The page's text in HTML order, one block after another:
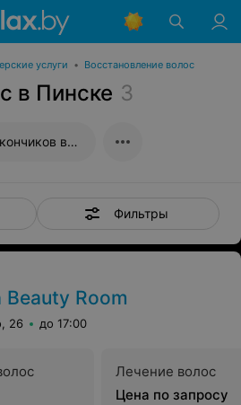
услуги • Восстановление волос
в Пинске 3
Лечение секущихся кончиков волос
Фильтры
Room
26 до 17:00
Лечение волос
Цена по запросу